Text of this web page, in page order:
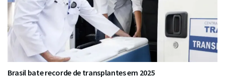
Brasil bate recorde de transplantes em 2025